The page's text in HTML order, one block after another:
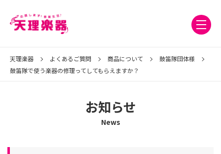
天理楽器 よくあるご質問 商品について
鼓笛隊団体様
鼓笛隊で使う楽器の修理ってしてもらえますか？
お知らせ
News